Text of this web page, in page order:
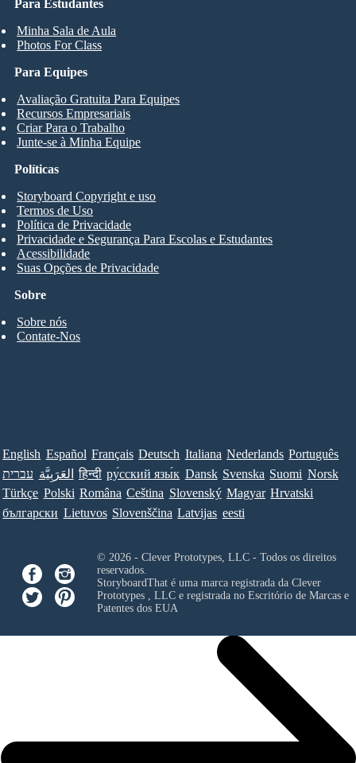
Para Estudantes
Minha Sala de Aula
Photos For Class
Para Equipes
Avaliação Gratuita Para Equipes
Recursos Empresariais
Criar Para o Trabalho
Junte-se à Minha Equipe
Sobre
Sobre nós
Contate-Nos
Políticas
Storyboard Copyright e uso
Termos de Uso
Política de Privacidade
Privacidade e Segurança Para Escolas e Estudantes
Acessibilidade
Suas Opções de Privacidade
English Español Français Deutsch Italiana Nederlands Português
עברית العَرَبِيَّة हिन्दी ру́сский язы́к Dansk Svenska Suomi Norsk
Türkçe Polski Româna Ceština Slovenský Magyar Hrvatski
български Lietuvos Slovenščina Latvijas eesti
© 2026 - Clever Prototypes, LLC - Todos os direitos
reservados.
StoryboardThat é uma marca registrada da Clever
Prototypes , LLCe registrada no Escritório de Marcas e
Patentes dos EUA